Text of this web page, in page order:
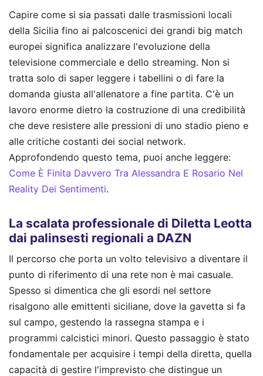
Capire come si sia passati dalle trasmissioni locali
della Sicilia fino ai palcoscenici dei grandi big match
europei significa analizzare l'evoluzione della
televisione commerciale e dello streaming. Non si
tratta solo di saper leggere i tabellini o di fare la
domanda giusta all'allenatore a fine partita. C'è un
lavoro enorme dietro la costruzione di una credibilità
che deve resistere alle pressioni di uno stadio pieno e
alle critiche costanti dei social network.
Approfondendo questo tema, puoi anche leggere:
Come È Finita Davvero Tra Alessandra E Rosario Nel
Reality Dei Sentimenti.
La scalata professionale di Diletta Leotta
dai palinsesti regionali a DAZN
Il percorso che porta un volto televisivo a diventare il
punto di riferimento di una rete non è mai casuale.
Spesso si dimentica che gli esordi nel settore
risalgono alle emittenti siciliane, dove la gavetta si fa
sul campo, gestendo la rassegna stampa e i
programmi calcistici minori. Questo passaggio è stato
fondamentale per acquisire i tempi della diretta, quella
capacità di gestire l'imprevisto che distingue un